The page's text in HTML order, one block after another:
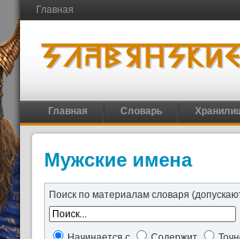
Главная
Главная Словарь
Мужские имена
Поиск по материалам словаря